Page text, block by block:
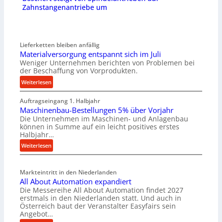
Zahnstangenantriebe um
Lieferketten bleiben anfällig
Materialversorgung entspannt sich im Juli
Weniger Unternehmen berichten von Problemen bei
der Beschaffung von Vorprodukten.
Weiterlesen:
M
a
t
e
r
i
a
l
e
r
s
o
Auftragseingang 1. Halbjahr
Maschinenbau-Bestellungen 5% über Vorjahr
Die Unternehmen im Maschinen- und Anlagenbau
können in Summe auf ein leicht positives erstes
Halbjahr…
Weiterlesen:
M
s
c
h
i
n
e
Markteintritt in den Niederlanden
All About Automation expandiert
Die Messereihe All About Automation findet 2027
erstmals in den Niederlanden statt. Und auch in
Österreich baut der Veranstalter Easyfairs sein
Angebot…